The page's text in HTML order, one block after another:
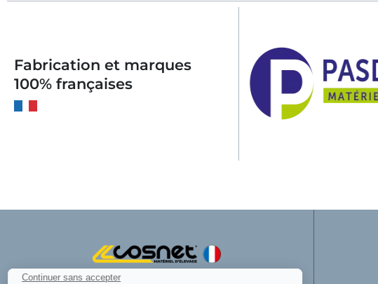
Continuer sans accepter
Fabrication et marques
100% françaises